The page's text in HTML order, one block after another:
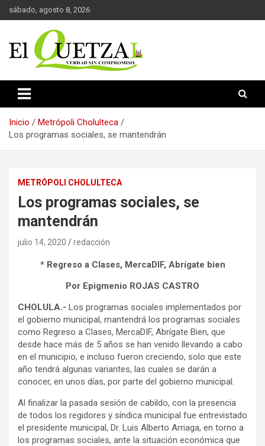
Saltar
al
sábado, agosto 8, 2026
El Quetzal de Cholula
Inicio
Metrópoli Cholulteca
Los programas sociales, se mantendrán
METRÓPOLI CHOLULTECA
Los programas sociales, se
mantendrán
julio 14, 2020 redacción
* Regreso a Clases, MercaDIF, Abrígate bien
Por Epigmenio ROJAS CASTRO
CHOLULA.- Los programas sociales implementados por
el gobierno municipal, mantendrá los programas sociales
como Regreso a Clases, MercaDIF, Abrígate Bien, que
desde hace más de 5 años se han venido llevando a cabo
en el municipio, e incluso fueron creciendo, solo que este
año tendrá algunas variantes, las cuales se darán a
conocer, en unos días, por parte del gobierno municipal.
Al finalizar la pasada sesión de cabildo, con la presencia
de todos los regidores y síndica municipal fue entrevistado
el presidente municipal, Dr. Luis Alberto Arriaga, en torno a
los programas sociales, ante la situación económica que